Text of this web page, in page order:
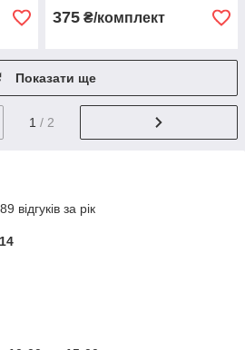
375 ₴/комплект
Показати ще
1 / 2
відгуків за рік